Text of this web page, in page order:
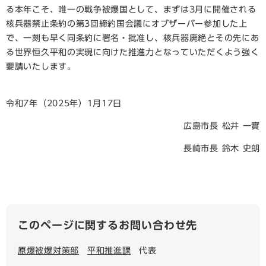
る本年こそ、唯一の戦争被爆国として、まずは3月に開催される
核兵器禁止条約の第3回締約国会議にオブザーバー参加した上
で、一刻も早く同条約に署名・批准し、核兵器廃絶とその先にあ
る世界恒久平和の実現に向けた推進力となっていただくよう強く
要請いたします。
令和7年（2025年）1月17日
広島市長 松井 一實
長崎市長 鈴木 史朗
このページに関するお問い合わせ先
原爆被爆対策部 平和推進課 代表